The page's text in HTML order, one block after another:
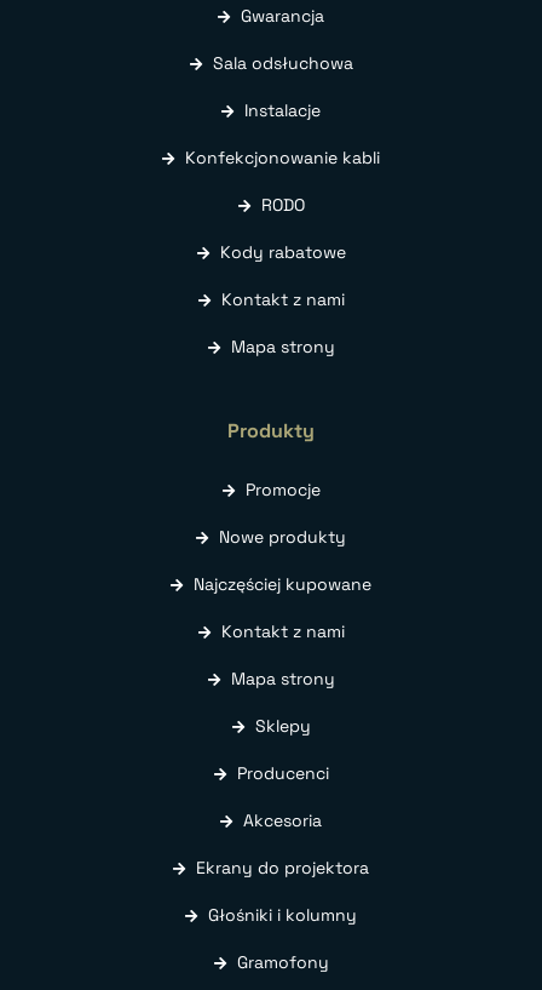
Gwarancja
Sala odsłuchowa
Instalacje
Konfekcjonowanie kabli
RODO
Kody rabatowe
Kontakt z nami
Mapa strony
Produkty
Promocje
Nowe produkty
Najczęściej kupowane
Kontakt z nami
Mapa strony
Sklepy
Producenci
Akcesoria
Ekrany do projektora
Głośniki i kolumny
Gramofony